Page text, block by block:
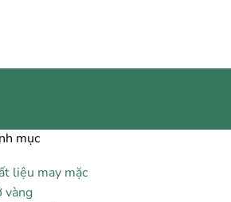
mục
liệu may mặc
vàng